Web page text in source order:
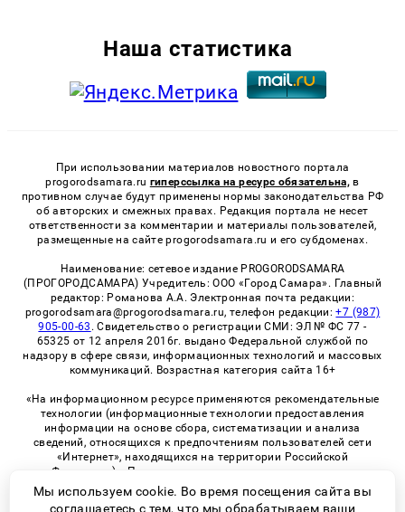
Наша статистика
При использовании материалов новостного портала
progorodsamara.ru гиперссылка на ресурс обязательна, в
противном случае будут применены нормы законодательства РФ
об авторских и смежных правах. Редакция портала не несет
ответственности за комментарии и материалы пользователей,
размещенные на сайте progorodsamara.ru и его субдоменах.
Наименование: сетевое издание PROGORODSAMARA
(ПРОГОРОДСАМАРА) Учредитель: ООО «Город Самара». Главный
редактор: Романова А.А. Электронная почта редакции:
progorodsamara@progorodsamara.ru, телефон редакции:+7 (987)
905-00-63 . Свидетельство о регистрации СМИ: ЭЛ № ФС 77 -
65325 от 12 апреля 2016г. выдано Федеральной службой по
надзору в сфере связи, информационных технологий и массовых
коммуникаций. Возрастная категория сайта 16+
«На информационном ресурсе применяются рекомендательные
технологии (информационные технологии предоставления
информации на основе сбора, систематизации и анализа
сведений, относящихся к предпочтениям пользователей сети
«Интернет», находящихся на территории Российской
Федерации)». Правила применения рекомендательных
технологий в виджетах рекламно-обменной сети
«СМИ2» (PDF)
Мы используем cookie. Во время посещения сайта вы
соглашаетесь с тем, что мы обрабатываем ваши